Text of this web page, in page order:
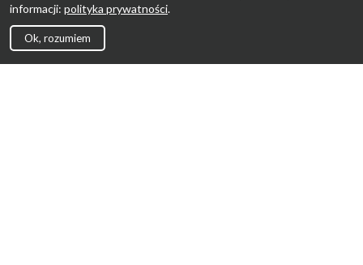
informacji: polityka prywatności.
Ok, rozumiem